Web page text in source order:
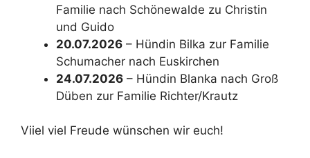
Familie nach Schönewalde zu Christin
und Guido
20.07.2026 – Hündin Bilka zur Familie
Schumacher nach Euskirchen
24.07.2026 – Hündin Blanka nach Groß
Düben zur Familie Richter/Krautz
Viiel viel Freude wünschen wir euch!